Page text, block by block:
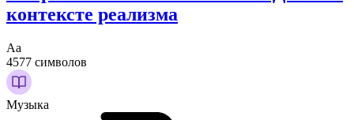
контексте реализма
Аа
4577 символов
Музыка